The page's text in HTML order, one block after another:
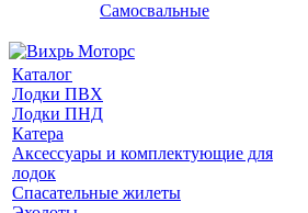
Самосвальные
Каталог
Лодки ПВХ
Лодки ПНД
Катера
Аксессуары и комплектующие для
лодок
Спасательные жилеты